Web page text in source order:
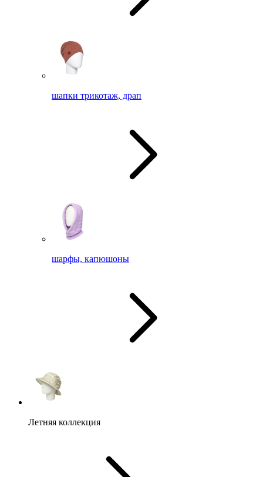
шапки трикотаж, драп
шарфы, капюшоны
Летняя коллекция